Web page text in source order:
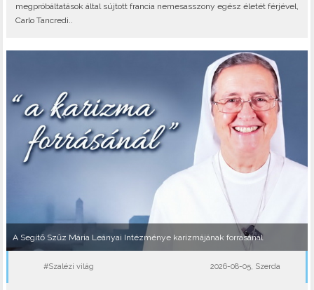
megpróbáltatások által sújtott francia nemesasszony egész életét férjével,
Carlo Tancredi..
A Segítő Szűz Mária Leányai Intézménye karizmájának forrásánál
#Szalézi világ 2026-08-05, Szerda